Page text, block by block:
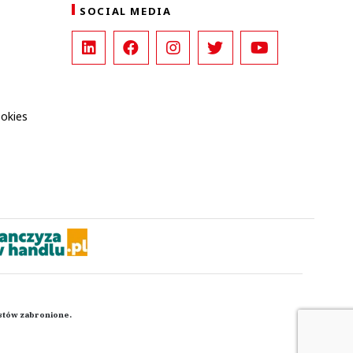
SOCIAL MEDIA
zabronione.